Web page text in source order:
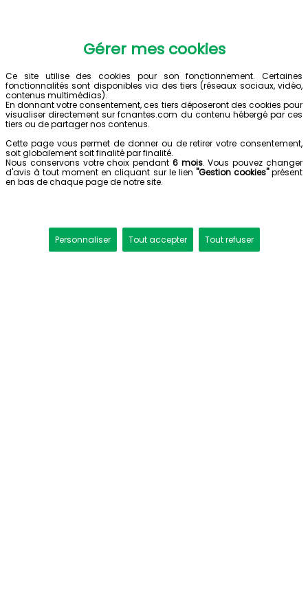
Gérer mes cookies
Ce site utilise des cookies pour son fonctionnement. Certaines
fonctionnalités sont disponibles via des tiers (réseaux sociaux, vidéo,
contenus multimédias).
En donnant votre consentement, ces tiers déposeront des cookies pour
visualiser directement sur fcnantes.com du contenu hébergé par ces
tiers ou de partager nos contenus.
Cette page vous permet de donner ou de retirer votre consentement,
soit globalement soit finalité par finalité.
Nous conservons votre choix pendant 6 mois. Vous pouvez changer
d'avis à tout moment en cliquant sur le lien "Gestion cookies"présent
en bas de chaque page de notre site.
Personnaliser Tout accepter Tout refuser